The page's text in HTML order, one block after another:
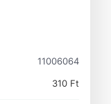
11006064
310 Ft